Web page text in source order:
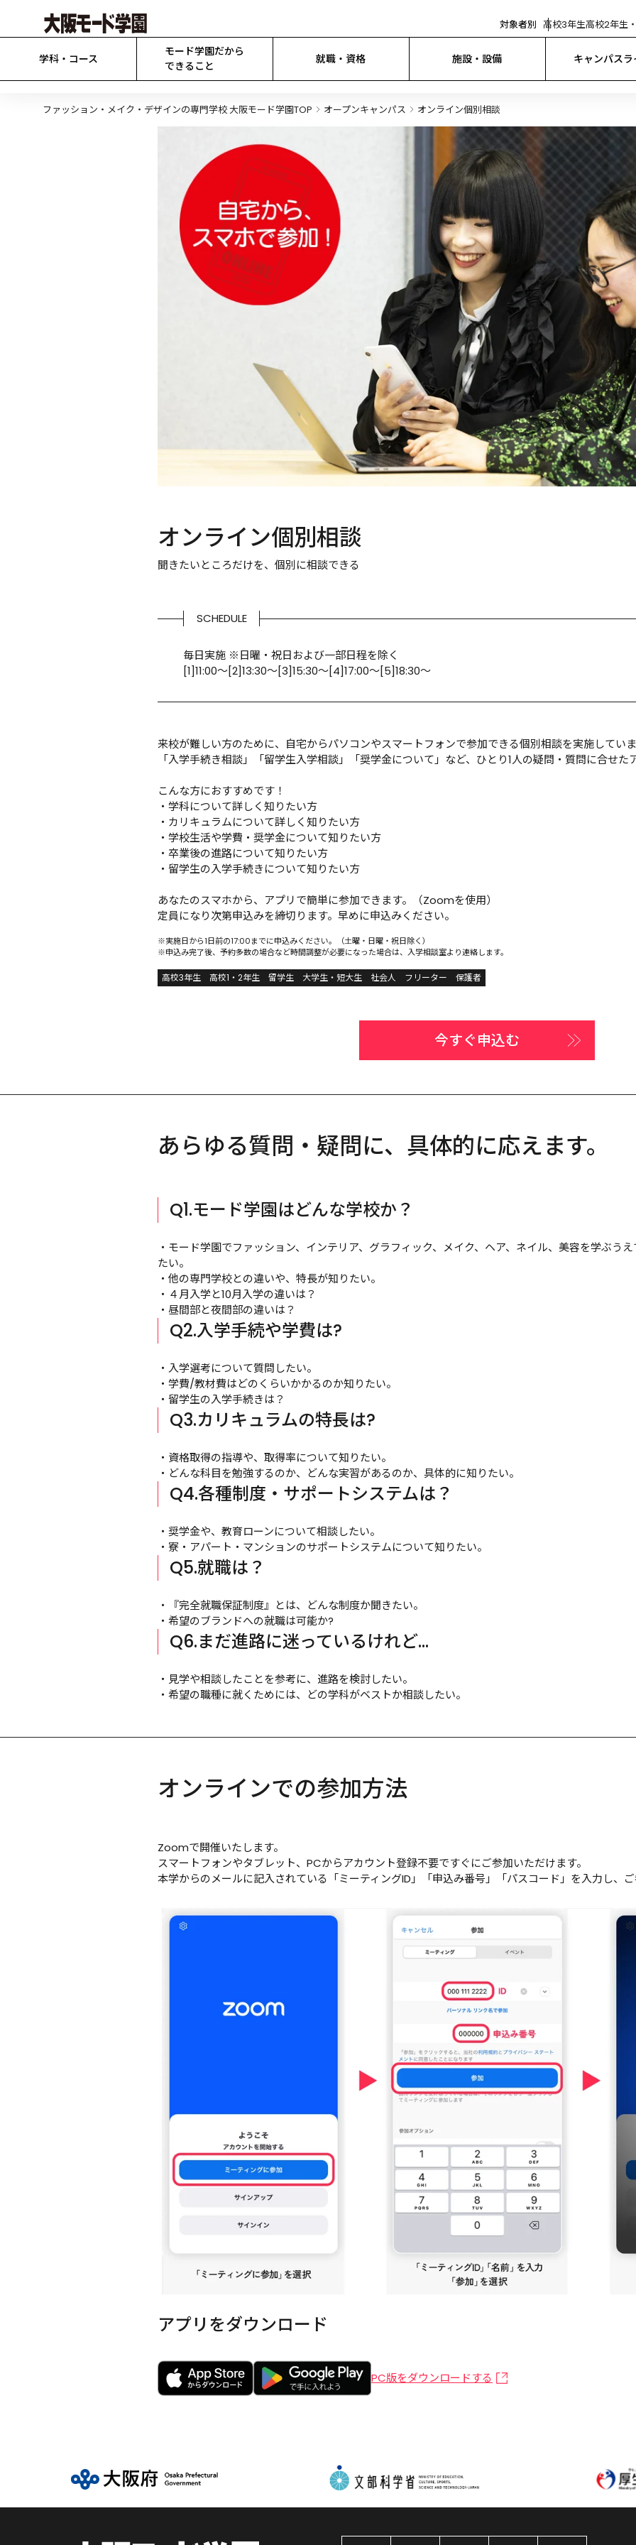
対象者別 高校3年生高校2年生
学科・コース
モード学園だから
できること
就職・資格 施設・設備 キャンパスラ
ファッション・メイク・デザインの専門学校 大阪モード学園TOP オープンキャンパス オンライン個別相談
オンライン個別相談
聞きたいところだけを、個別に相談できる
SCHEDULE
毎日実施 ※日曜・祝日および一部日程を除く
[1]11:00～[2]13:30～[3]15:30～[4]17:00～[5]18:30～
来校が難しい方のために、自宅からパソコンやスマートフォンで参加できる個別相談を実施していま
「入学手続き相談」「留学生入学相談」「奨学金について」など、ひとり1人の疑問・質問に合せた
こんな方におすすめです！
・学科について詳しく知りたい方
・カリキュラムについて詳しく知りたい方
・学校生活や学費・奨学金について知りたい方
・卒業後の進路について知りたい方
・留学生の入学手続きについて知りたい方
あなたのスマホから、アプリで簡単に参加できます。（Zoomを使用）
定員になり次第申込みを締切ります。早めに申込みください。
※実施日から1日前の17:00までに申込みください。（土曜・日曜・祝日除く）
※申込み完了後、予約多数の場合など時間調整が必要になった場合は、入学相談室より連絡します。
高校3年生 高校1・2年生 留学生 大学生・短大生 社会人 フリーター 保護者
今すぐ申込む
あらゆる質問・疑問に、具体的に応えます。
Q1.モード学園はどんな学校か？
・モード学園でファッション、インテリア、グラフィック、メイク、ヘア、ネイル、美容を学ぶう
たい。
・他の専門学校との違いや、特長が知りたい。
・４月入学と10月入学の違いは？
・昼間部と夜間部の違いは？
Q2.入学手続や学費は?
・入学選考について質問したい。
・学費/教材費はどのくらいかかるのか知りたい。
・留学生の入学手続きは？
Q3.カリキュラムの特長は?
・資格取得の指導や、取得率について知りたい。
・どんな科目を勉強するのか、どんな実習があるのか、具体的に知りたい。
Q4.各種制度・サポートシステムは？
・奨学金や、教育ローンについて相談したい。
・寮・アパート・マンションのサポートシステムについて知りたい。
Q5.就職は？
・『完全就職保証制度』とは、どんな制度か聞きたい。
・希望のブランドへの就職は可能か?
Q6.まだ進路に迷っているけれど…
・見学や相談したことを参考に、進路を検討したい。
・希望の職種に就くためには、どの学科がベストか相談したい。
オンラインでの参加方法
Zoomで開催いたします。
スマートフォンやタブレット、PCからアカウント登録不要ですぐにご参加いただけます。
本学からのメールに記入されている「ミーティングID」「申込み番号」「パスコード」を入力し、ご
アプリをダウンロード
PC版をダウンロードする